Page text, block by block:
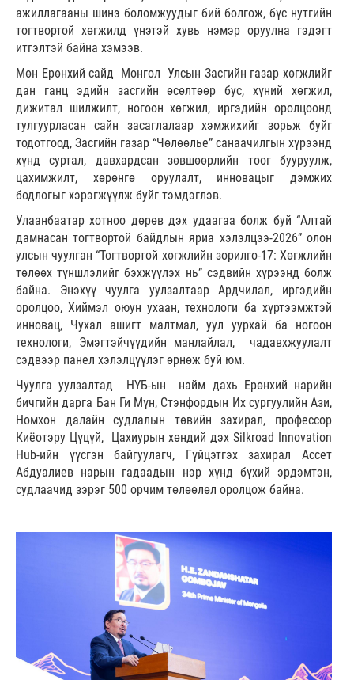
ажиллагааны шинэ боломжуудыг бий болгож, бүс нутгийн
тогтвортой хөгжилд үнэтэй хувь нэмэр оруулна гэдэгт
итгэлтэй байна хэмээв.
Мөн Ерөнхий сайд Монгол Улсын Засгийн газар хөгжлийг
дан ганц эдийн засгийн өсөлтөөр бус, хүний хөгжил,
дижитал шилжилт, ногоон хөгжил, иргэдийн оролцоонд
тулгуурласан сайн засаглалаар хэмжихийг зорьж буйг
тодотгоод, Засгийн газар “Чөлөөлье” санаачилгын хүрээнд
хүнд суртал, давхардсан зөвшөөрлийн тоог бууруулж,
цахимжилт, хөрөнгө оруулалт, инновацыг дэмжих
бодлогыг хэрэгжүүлж буйг тэмдэглэв.
Улаанбаатар хотноо дөрөв дэх удаагаа болж буй “Алтай
дамнасан тогтвортой байдлын яриа хэлэлцээ-2026” олон
улсын чуулган “Тогтвортой хөгжлийн зорилго-17: Хөгжлийн
төлөөх түншлэлийг бэхжүүлэх нь” сэдвийн хүрээнд болж
байна. Энэхүү чуулга уулзалтаар Ардчилал, иргэдийн
оролцоо, Хиймэл оюун ухаан, технологи ба хүртээмжтэй
инновац, Чухал ашигт малтмал, уул уурхай ба ногоон
технологи, Эмэгтэйчүүдийн манлайлал, чадавхжуулалт
сэдвээр панел хэлэлцүүлэг өрнөж буй юм.
Чуулга уулзалтад НҮБ-ын найм дахь Ерөнхий нарийн
бичгийн дарга Бан Ги Мүн, Стэнфордын Их сургуулийн Ази,
Номхон далайн судлалын төвийн захирал, профессор
Киёотэру Цүцүй, Цахиурын хөндий дэх Silkroad Innovation
Hub-ийн үүсгэн байгуулагч, Гүйцэтгэх захирал Ассет
Абдуалиев нарын гадаадын нэр хүнд бүхий эрдэмтэн,
судлаачид зэрэг 500 орчим төлөөлөл оролцож байна.